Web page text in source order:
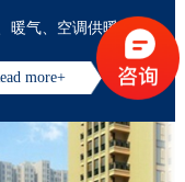
暖气、空调供暖
more+